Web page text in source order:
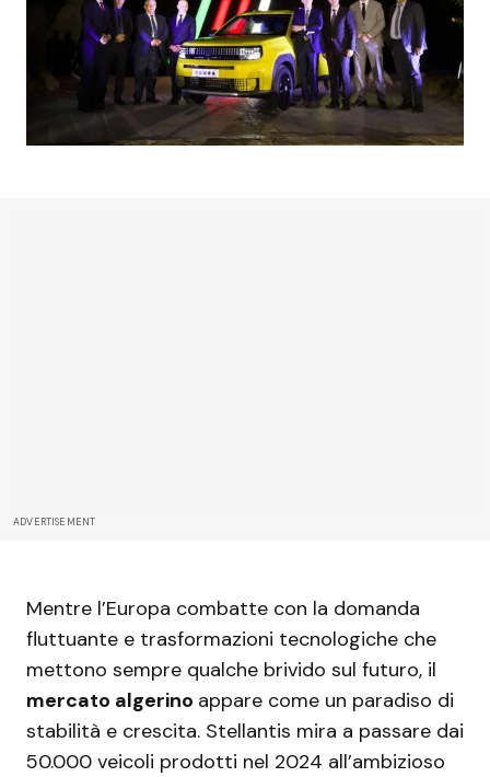
ADVERTISEMENT
Mentre l’Europa combatte con la domanda
fluttuante e trasformazioni tecnologiche che
mettono sempre qualche brivido sul futuro, il
mercato algerino appare come un paradiso di
stabilità e crescita. Stellantis mira a passare dai
50.000 veicoli prodotti nel 2024 all’ambizioso